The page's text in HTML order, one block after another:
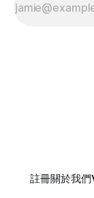
註冊關於我們